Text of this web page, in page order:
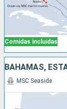
Comidas incluidas
BAHAMAS,
MSC Seaside